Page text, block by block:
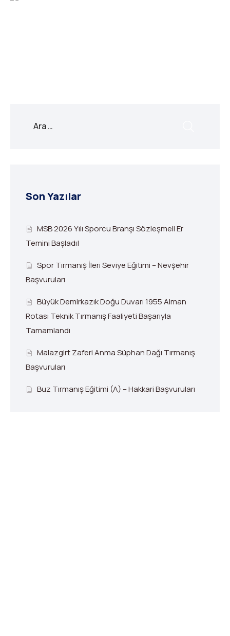
Son Yazılar
MSB 2026 Yılı Sporcu Branşı Sözleşmeli Er
Temini Başladı!
Spor Tırmanış İleri Seviye Eğitimi – Nevşehir
Başvuruları
Büyük Demirkazık Doğu Duvarı 1955 Alman
Rotası Teknik Tırmanış Faaliyeti Başarıyla
Tamamlandı
Malazgirt Zaferi Anma Süphan Dağı Tırmanış
Başvuruları
Buz Tırmanış Eğitimi (A) – Hakkari Başvuruları